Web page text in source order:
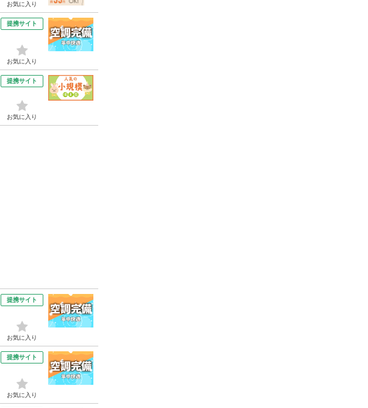
お気に入り
提携サイト
お気に入り
提携サイト
お気に入り
提携サイト
お気に入り
提携サイト
お気に入り